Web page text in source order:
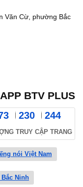
Cừ, phường Bắc
BTV PLUS
230 244
TRUY CẬP TRANG
nói Việt Nam
Ninh